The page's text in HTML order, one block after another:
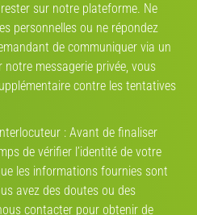
sur notre plateforme. Ne
personnelles ou ne répondez
de communiquer via un
messagerie privée, vous
contre les tentatives
: Avant de finaliser
de vérifier l’identité de votre
les informations fournies sont
avez des doutes ou des
contacter pour obtenir de